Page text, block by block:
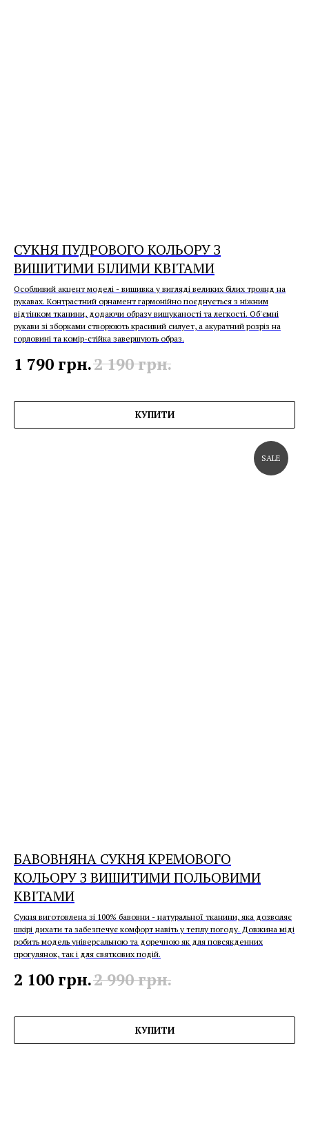
СУКНЯ ПУДРОВОГО КОЛЬОРУ З
ВИШИТИМИ БІЛИМИ КВІТАМИ
Особливий акцент моделі - вишивка у вигляді великих білих троянд на
рукавах. Контрастний орнамент гармонійно поєднується з ніжним
відтінком тканини, додаючи образу вишуканості та легкості. Об'ємні
рукави зі зборками створюють красивий силует, а акуратний розріз на
горловині та комір-стійка завершують образ.
1 790 грн.2 190грн.
КУПИТИ
SALE
БАВОВНЯНА СУКНЯ КРЕМОВОГО
КОЛЬОРУ З ВИШИТИМИ ПОЛЬОВИМИ
КВІТАМИ
Сукня виготовлена зі 100% бавовни - натуральної тканини, яка дозволяє
шкірі дихати та забезпечує комфорт навіть у теплу погоду. Довжина міді
робить модель універсальною та доречною як для повсякденних
прогулянок, так і для святкових подій.
2 100 грн.2 990грн.
КУПИТИ